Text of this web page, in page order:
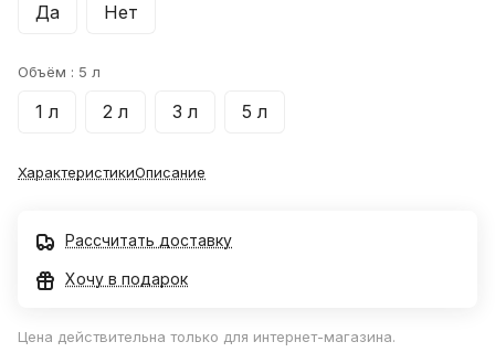
Да Нет
Объём : 5 л
1 л 2 л 3 л 5 л
ХарактеристикиОписание
Рассчитать доставку
Хочу в подарок
Цена действительна только для интернет-магазина.